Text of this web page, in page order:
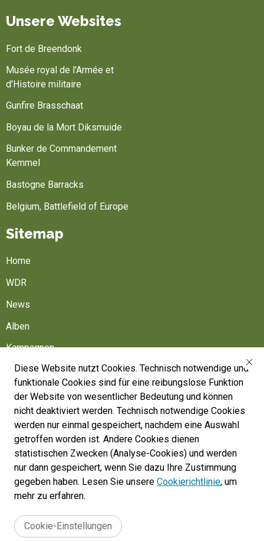
Diese Website nutzt Cookies. Technisch notwendige und
funktionale Cookies sind für eine reibungslose Funktion
der Website von wesentlicher Bedeutung und können
nicht deaktiviert werden. Technisch notwendige Cookies
werden nur einmal gespeichert, nachdem eine Auswahl
getroffen worden ist. Andere Cookies dienen
statistischen Zwecken (Analyse-Cookies) und werden
nur dann gespeichert, wenn Sie dazu Ihre Zustimmung
gegeben haben. Lesen Sie unsere Cookierichtlinie, um
mehr zu erfahren.
Cookie-Einstellungen
Unsere Websites
Fort de Breendonk
Musée royal de l'Armée et
d'Histoire militaire
Gunfire Brasschaat
Boyau de la Mort Diksmuide
Bunker de Commandement
Kemmel
Bastogne Barracks
Belgium, Battlefield of Europe
Sitemap
Home
WDR
News
Alben
Kampagnen
Friedhöfe
Belgische Armee
Machen Sie mit
Folgen Sie uns
War Heritage Institute
Belgium, Battlefield of Europe
War dead register